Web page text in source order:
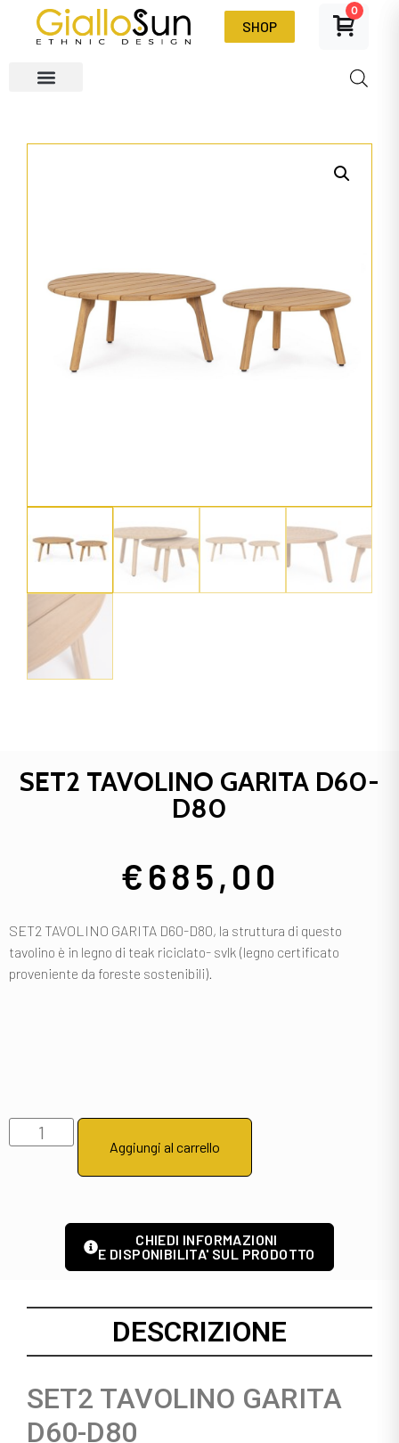
SHOP
0
SET2 TAVOLINO GARITA D60-
D80
€685,00
SET2 TAVOLINO GARITA D60-D80, la struttura di questo
tavolino è in legno di teak riciclato- svlk (legno certificato
proveniente da foreste sostenibili).
Aggiungi al carrello
CHIEDI INFORMAZIONI
E DISPONIBILITA' SUL PRODOTTO
DESCRIZIONE
SET2 TAVOLINO GARITA
D60-D80